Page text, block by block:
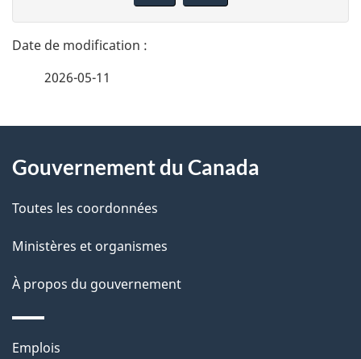
t
a
l
s
l
a
p
n
o
t
e
r
é
t
r
2026-05-11
propos
de
ce
site
Gouvernement du Canada
Toutes les coordonnées
Ministères et organismes
À propos du gouvernement
Thèmes
Emplois